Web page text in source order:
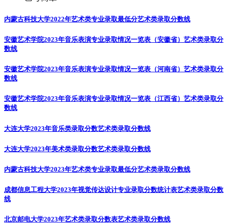
内蒙古科技大学2022年艺术类专业录取最低分艺术类录取分数线
安徽艺术学院2023年音乐表演专业录取情况一览表（安徽省） 艺术类录取分
数线
安徽艺术学院2023年音乐表演专业录取情况一览表（河南省） 艺术类录取分
数线
安徽艺术学院2023年音乐表演专业录取情况一览表（江西省） 艺术类录取分
数线
大连大学2023年音乐类录取分数艺术类录取分数线
大连大学2023年美术类录取分数艺术类录取分数线
内蒙古科技大学2023年艺术类专业录取最低分艺术类录取分数线
成都信息工程大学2023年视觉传达设计专业录取分数统计表艺术类录取分数
线
北京邮电大学2023年艺术类录取分数表艺术类录取分数线